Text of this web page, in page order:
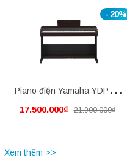
- 20%
Piano điện Yamaha YDP105
mới nguyên thùng
17.500.000₫ 21.900.000₫
Xem thêm >>